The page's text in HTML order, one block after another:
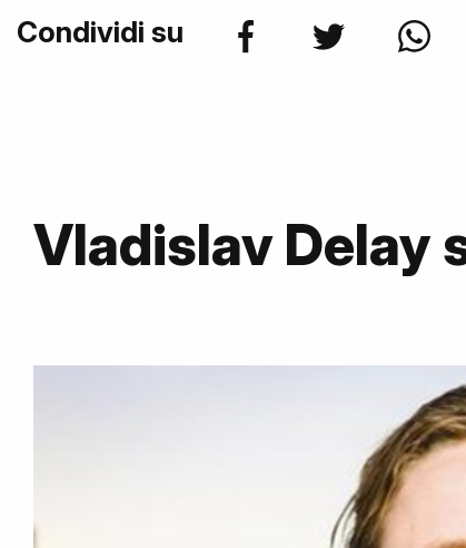
Condividi su
Vladislav Delay